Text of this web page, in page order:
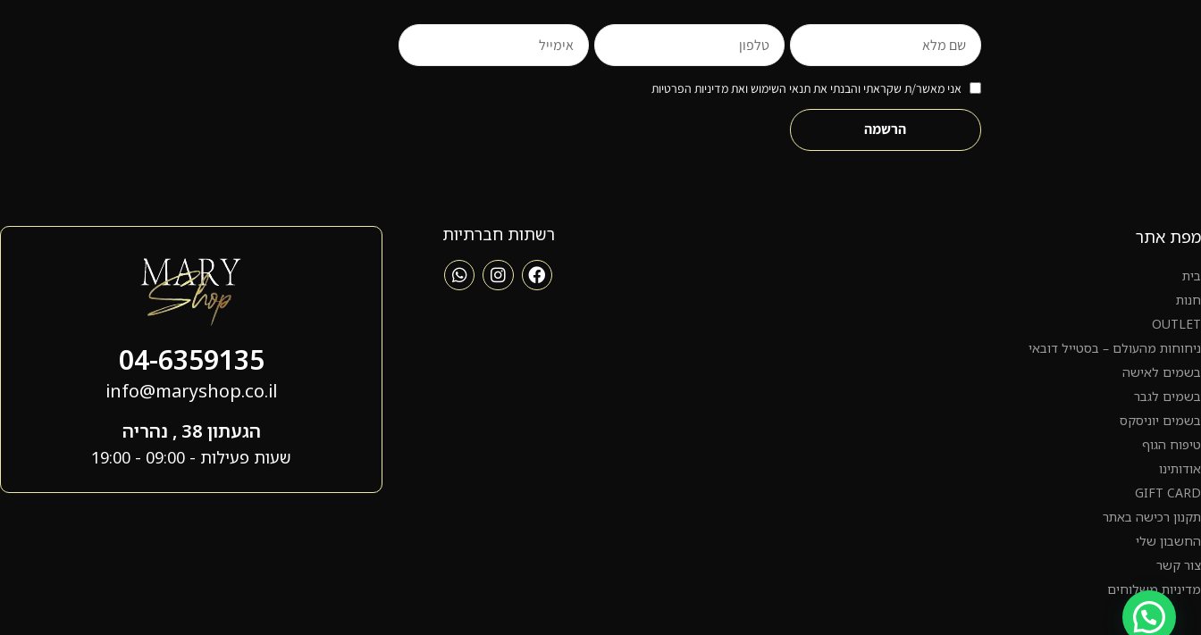
אני מאשר/ת שקראתי והבנתי את תנאי השימוש ואת מדיניות הפרטיות
הרשמה
מפת אתר
בית
חנות
OUTLET
ניחוחות מהעולם – בסטייל דובאי
בשמים לאישה
בשמים לגבר
בשמים יוניסקס
טיפוח הגוף
אודותינו
GIFT CARD
תקנון רכישה באתר
החשבון שלי
צור קשר
מדיניות משלוחים
רשתות חברתיות
04-6359135
info@maryshop.co.il
הגעתון 38 , נהריה
שעות פעילות - 09:00 - 19:00